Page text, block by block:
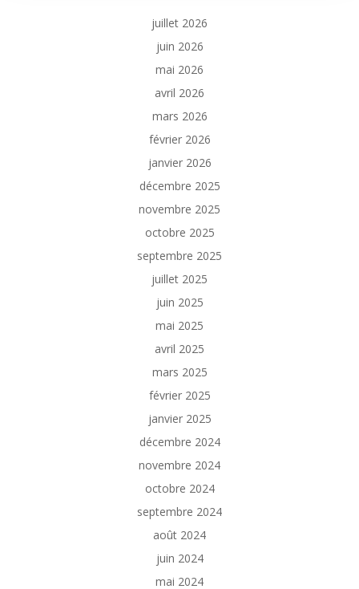
juillet 2026
juin 2026
mai 2026
avril 2026
mars 2026
février 2026
janvier 2026
décembre 2025
novembre 2025
octobre 2025
septembre 2025
juillet 2025
juin 2025
mai 2025
avril 2025
mars 2025
février 2025
janvier 2025
décembre 2024
novembre 2024
octobre 2024
septembre 2024
août 2024
juin 2024
mai 2024